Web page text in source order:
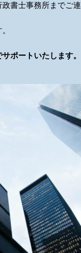
書士事務所までご連
ポートいたします。